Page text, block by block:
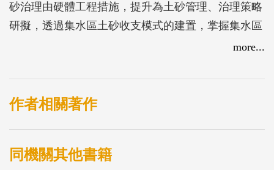
砂治理由硬體工程措施，提升為土砂管理、治理策略
研擬，透過集水區土砂收支模式的建置，掌握集水區
內土砂侵蝕、流出與變遷的趨勢，給予子集水區適當
在潛勢的子集水區進行最佳的土砂災害防減措施，不
論是重大土砂災害後的災害復原、或是長期土砂沖淤
more...
作者相關著作
同機關其他書籍